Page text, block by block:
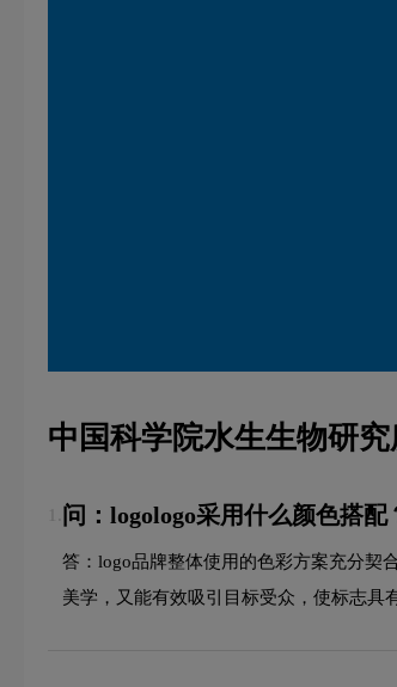
中国科学院水生生物研
问：logologo采用什么颜色搭配
答：logo品牌整体使用的色彩方案充分契
美学，又能有效吸引目标受众，使标志具